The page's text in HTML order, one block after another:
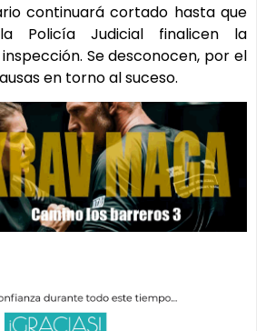
continuará cortado hasta que
Policía Judicial finalicen la
Se desconocen, por el
en torno al suceso.